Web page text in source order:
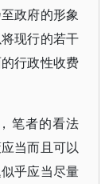
政府的形象
现行的若干
行政性收费
笔者的看法
当而且可以
乎应当尽量